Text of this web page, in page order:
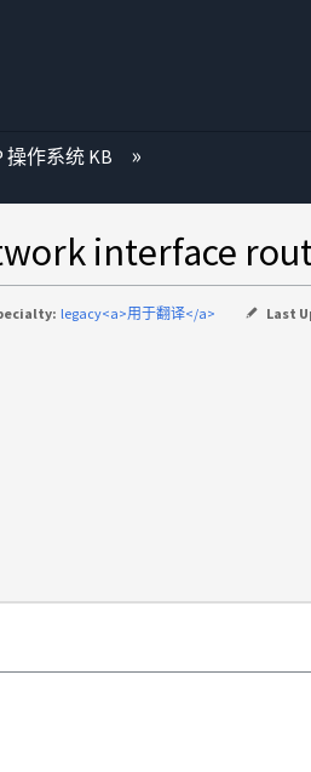
操作系统 KB
interface
legacy<a>用于翻译</a> Last